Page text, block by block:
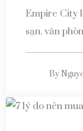
Empire City
sạn, văn
By